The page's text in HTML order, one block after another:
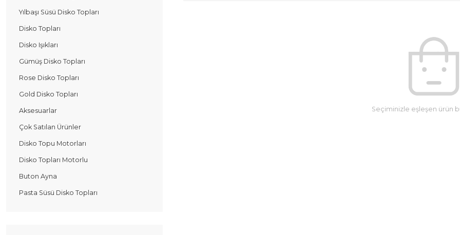
Seçiminizle eşleşen ürün
Yılbaşı Süsü Disko Topları
Disko Topları
Disko Işıkları
Gümüş Disko Topları
Rose Disko Topları
Gold Disko Topları
Aksesuarlar
Çok Satılan Ürünler
Disko Topu Motorları
Disko Topları Motorlu
Buton Ayna
Pasta Süsü Disko Topları